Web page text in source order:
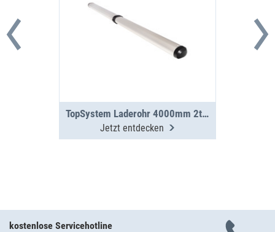
TopSystem Laderohr 4000mm 2teilig
Jetzt entdecken
kostenlose Servicehotline